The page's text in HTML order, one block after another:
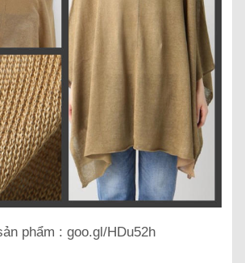
phẩm : goo.gl/HDu52h